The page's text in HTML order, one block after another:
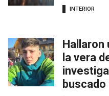
INTERIOR
Hallaron
la vera